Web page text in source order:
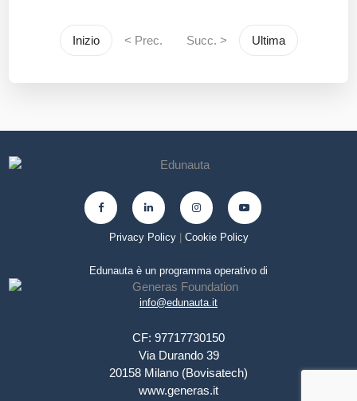
Inizio < Prec. Succ. > Ultima
Privacy Policy| Cookie Policy
Edunauta è un programma operativo di
info@edunauta.it
CF: 97717730150
Via Durando 39
20158 Milano (Bovisatech)
www.generas.it